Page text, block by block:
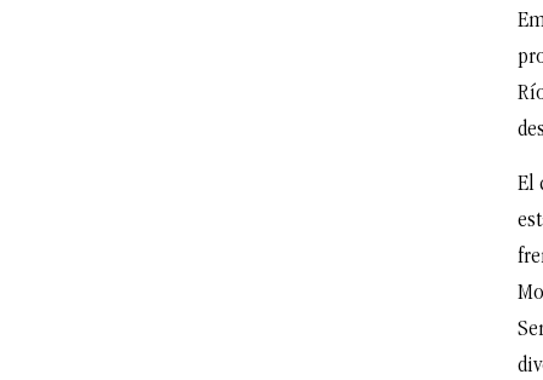
El